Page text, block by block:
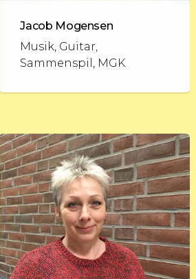
Jacob Mogensen
Musik, Guitar,
Sammenspil, MGK